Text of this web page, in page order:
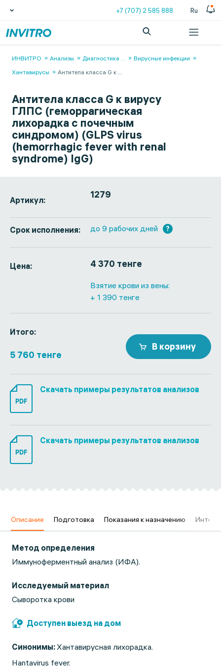
+7 (707) 2 585 888 Ru
ИНВИТРО Анализы Диагностика ...
Вирусные инфекции
Хантавирусы
Антитела класса G к ...
Антитела класса G к вирусу
ГЛПС (геморрагическая
лихорадка с почечным
синдромом) (GLPS virus
(hemorrhagic fever with renal
syndrome) IgG)
Артикул: 1279
Срок исполнения: до 9 рабочих дней ?
Цена: 4 370 тенге
Взятие крови из вены:
+ 1 390 тенге
Итого:
5 760 тенге
В корзину
PDF
Скачать примеры результатов анализов
PDF
Скачать примеры результатов анализов
Описание Подготовка Показания к назначению
Метод определения
Иммуноферментный анализ (ИФА).
Исследуемый материал
Сыворотка крови
Доступен выезд на дом
Синонимы:Хантавирусная лихорадка.
Hantavirus fever.